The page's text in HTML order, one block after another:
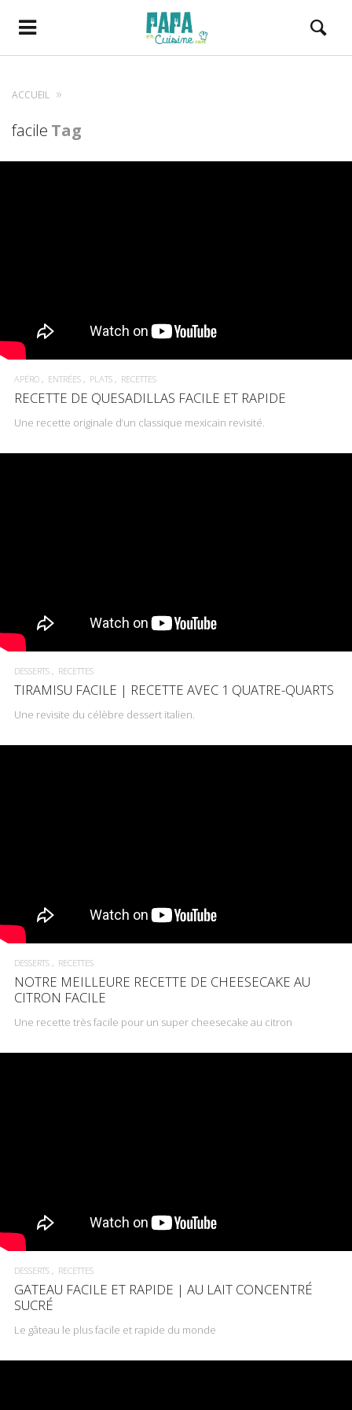
ACCUEIL
facile Tag
APÉRO ENTRÉES PLATS RECETTES
RECETTE DE QUESADILLAS FACILE ET RAPIDE
Une recette originale d’un classique mexicain revisité.
DESSERTS RECETTES
TIRAMISU FACILE | RECETTE AVEC 1 QUATRE-QUARTS
Une revisite du célèbre dessert italien.
DESSERTS RECETTES
NOTRE MEILLEURE RECETTE DE CHEESECAKE AU
CITRON FACILE
Une recette très facile pour un super cheesecake au citron
DESSERTS RECETTES
GATEAU FACILE ET RAPIDE | AU LAIT CONCENTRÉ
SUCRÉ
Le gâteau le plus facile et rapide du monde